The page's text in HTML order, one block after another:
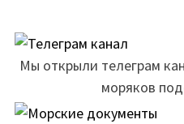
Мы открыли телеграм
моряков